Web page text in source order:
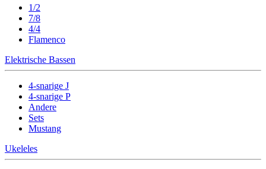
1/2
7/8
4/4
Flamenco
Elektrische Bassen
4-snarige J
4-snarige P
Andere
Sets
Mustang
Ukeleles